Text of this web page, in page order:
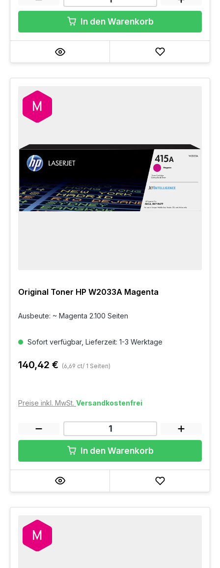
In den Warenkorb
Original Toner HP W2033A Magenta
Ausbeute: ~ Magenta 2.100 Seiten
Sofort verfügbar, Lieferzeit: 1-3 Werktage
140,42 € (6,69 ct/ 1 Seiten)
Preise inkl. MwSt. Versandkostenfrei
In den Warenkorb